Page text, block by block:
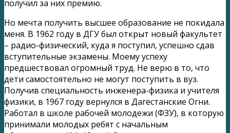
получил за них премию.
Но мечта получить высшее образование не покидала
меня. В 1962 году в ДГУ был открыт новый факультет
– радио-физический, куда я поступил, успешно сдав
вступительные экзамены. Моему успеху
предшествовал огромный труд. Не верю в то, что
дети самостоятельно не могут поступить в вуз.
Получив специальность инженера-физика и учителя
физики, в 1967 году вернулся в Дагестанские Огни.
Работал в школе рабочей молодежи (ФЗУ), в которую
принимали молодых ребят с начальным